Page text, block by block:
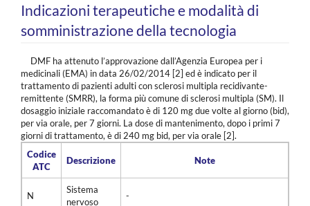
Indicazioni terapeutiche e modalità di
somministrazione della tecnologia
DMF ha attenuto l’approvazione dall’Agenzia Europea per i
medicinali (EMA) in data 26/02/2014 [2] ed è indicato per il
trattamento di pazienti adulti con sclerosi multipla recidivante-
remittente (SMRR), la forma più comune di sclerosi multipla (SM). Il
dosaggio iniziale raccomandato è di 120 mg due volte al giorno (bid),
per via orale, per 7 giorni. La dose di mantenimento, dopo i primi 7
giorni di trattamento, è di 240 mg bid, per via orale [2].
Codice
ATC
Descrizione Note
N
Sistema
nervoso
-